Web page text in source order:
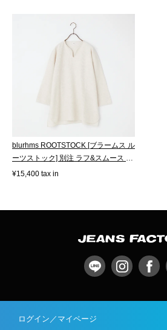
blurhms ROOTSTOCK [ブラームス ル
ーツストック] 別注 ラフ&スムース サ
ー...
¥15,400 tax in
ログイン／マイページ